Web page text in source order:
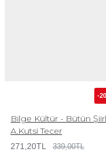
-
Bilge Kültür - Bütün
A.Kutsi Tecer
271,20TL 339,00TL